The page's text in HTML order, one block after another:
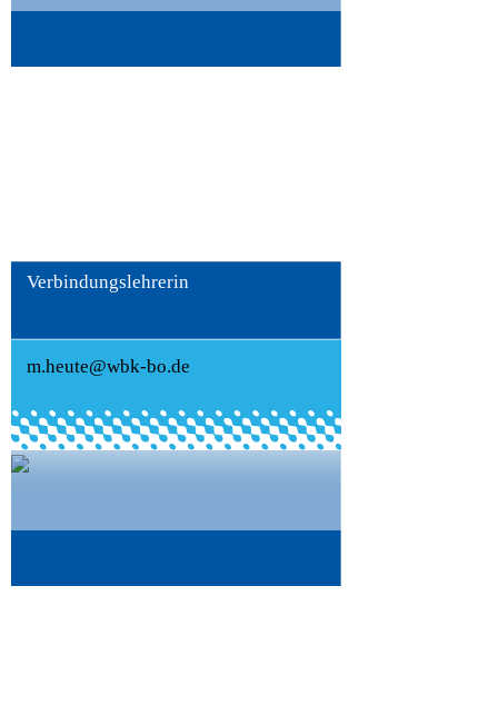
Verbindungslehrerin
m.heute@wbk-bo.de